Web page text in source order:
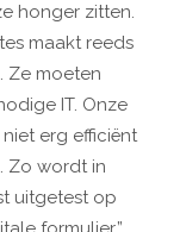
honger zitten.
maakt reeds
Ze moeten
IT. Onze
erg efficiënt
Zo wordt in
uitgetest op